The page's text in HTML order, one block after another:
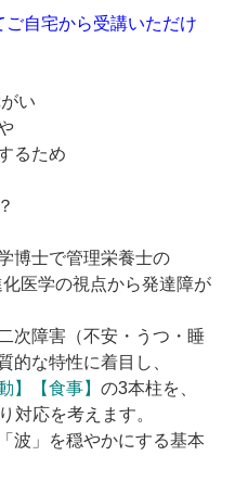
自宅から受講いただけ
い
るため
博士で管理栄養士の
医学の視点から発達障が
次障害（不安・うつ・睡
的な特性に着目し、
】【食事】 の3本柱を、
対応を考えます。
波」を穏やかにする基本